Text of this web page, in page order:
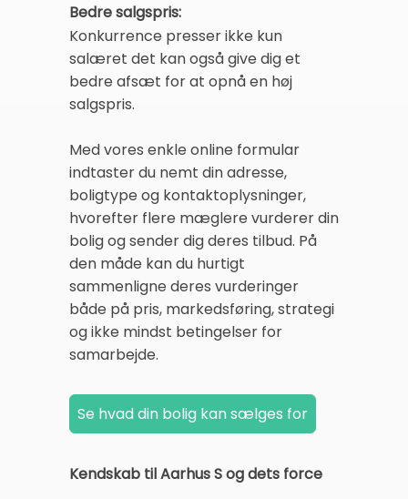
Bedre salgspris:
Konkurrence presser ikke kun
salæret det kan også give dig et
bedre afsæt for at opnå en høj
salgspris.
Med vores enkle online formular
indtaster du nemt din adresse,
boligtype og kontaktoplysninger,
hvorefter flere mæglere vurderer din
bolig og sender dig deres tilbud. På
den måde kan du hurtigt
sammenligne deres vurderinger
både på pris, markedsføring, strategi
og ikke mindst betingelser for
samarbejde.
Kendskab til Aarhus S og dets force